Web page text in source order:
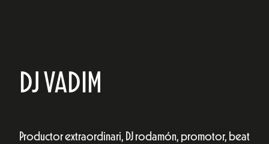
DJ VADIM
Productor extraordinari, DJ rodamón, promotor, beat